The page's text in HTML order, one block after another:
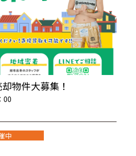
物件大募集！
00
中